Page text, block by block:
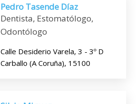
Pedro Tasende Díaz
Dentista, Estomatólogo,
Odontólogo
Calle Desiderio Varela, 3 - 3º D
Carballo (A Coruña), 15100